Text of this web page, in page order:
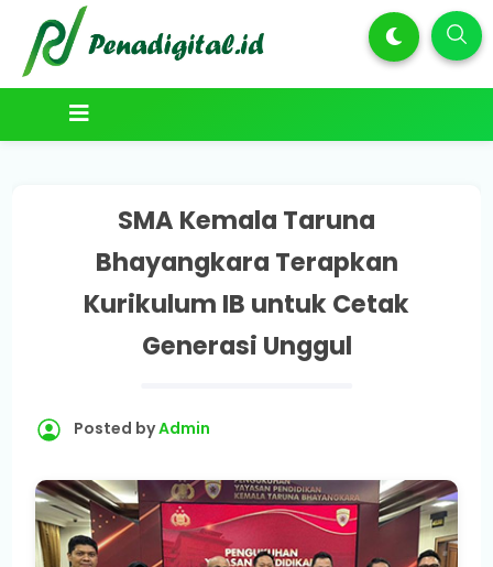
SMA Kemala Taruna
Bhayangkara Terapkan
Kurikulum IB untuk Cetak
Generasi Unggul
Posted byAdmin